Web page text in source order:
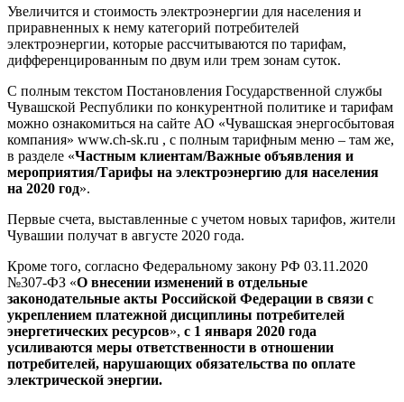
Увеличится и стоимость электроэнергии для населения и
приравненных к нему категорий потребителей
электроэнергии, которые рассчитываются по тарифам,
дифференцированным по двум или трем зонам суток.
С полным текстом Постановления Государственной службы
Чувашской Республики по конкурентной политике и тарифам
можно ознакомиться на сайте АО «Чувашская энергосбытовая
компания» www.ch-sk.ru , с полным тарифным меню – там же,
в разделе «Частным клиентам/Важные объявления и
мероприятия/Тарифы на электроэнергию для населения
на 2020 год».
Первые счета, выставленные с учетом новых тарифов, жители
Чувашии получат в августе 2020 года.
Кроме того, согласно Федеральному закону РФ 03.11.2020
№307-ФЗ «О внесении изменений в отдельные
законодательные акты Российской Федерации в связи с
укреплением платежной дисциплины потребителей
энергетических ресурсов», с 1 января 2020 года
усиливаются меры ответственности в отношении
потребителей, нарушающих обязательства по оплате
электрической энергии.